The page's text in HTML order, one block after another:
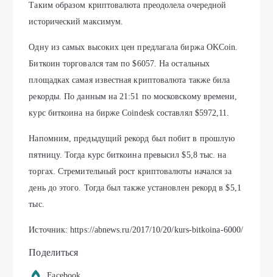
Таким образом криптовалюта преодолела очередной
исторический максимум.
Одну из самых высоких цен предлагала биржа OKCoin.
Биткоин торговался там по $6057. На остальных
площадках самая известная криптовалюта также била
рекорды. По данным на 21:51 по московскому времени,
курс биткоина на бирже Coindesk составлял $5972,11.
Напомним, предыдущий рекорд был побит в прошлую
пятницу. Тогда курс биткоина превысил $5,8 тыс. на
торгах. Стремительный рост криптовалюты начался за
день до этого. Тогда был также установлен рекорд в $5,1
тыс.
Источник: https://abnews.ru/2017/10/20/kurs-bitkoina-6000/
Поделиться